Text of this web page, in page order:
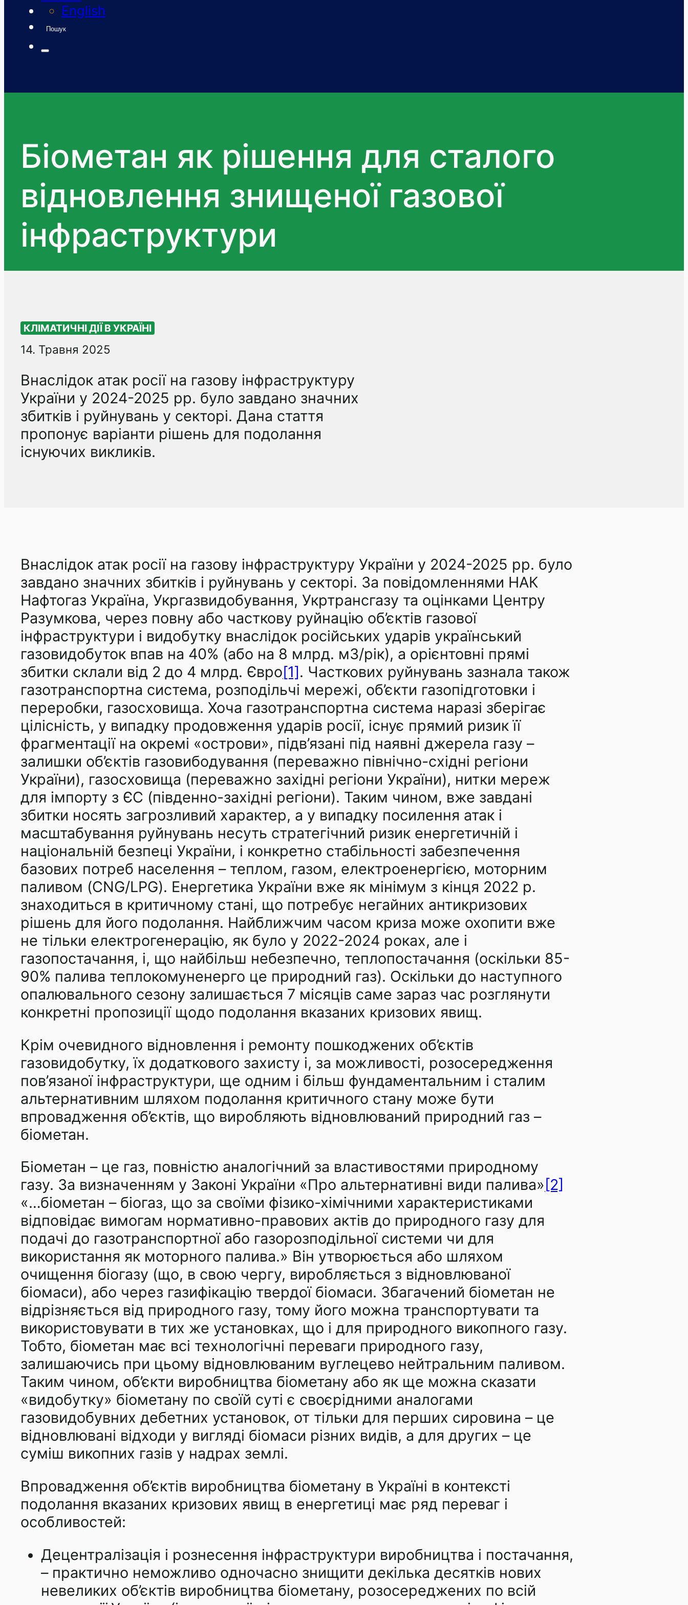
English
Пошук
Біометан як рішення для сталого
відновлення знищеної газової
інфраструктури
КЛІМАТИЧНІ ДІЇ В УКРАЇНІ
14. Травня 2025
Внаслідок атак росії на газову інфраструктуру
України у 2024-2025 рр. було завдано значних
збитків і руйнувань у секторі. Дана стаття
пропонує варіанти рішень для подолання
існуючих викликів.
Внаслідок атак росії на газову інфраструктуру України у 2024-2025 рр. було
завдано значних збитків і руйнувань у секторі. За повідомленнями НАК
Нафтогаз Україна, Укргазвидобування, Укртрансгазу та оцінками Центру
Разумкова, через повну або часткову руйнацію об’єктів газової
інфраструктури і видобутку внаслідок російських ударів український
газовидобуток впав на 40% (або на 8 млрд. м3/рік), а орієнтовні прямі
збитки склали від 2 до 4 млрд. Євро[1]. Часткових руйнувань зазнала також
газотранспортна система, розподільчі мережі, об’єкти газопідготовки і
переробки, газосховища. Хоча газотранспортна система наразі зберігає
цілісність, у випадку продовження ударів росії, існує прямий ризик її
фрагментації на окремі «острови», підв’язані під наявні джерела газу –
залишки об’єктів газовибодування (переважно північно-східні регіони
України), газосховища (переважно західні регіони України), нитки мереж
для імпорту з ЄС (південно-західні регіони). Таким чином, вже завдані
збитки носять загрозливий характер, а у випадку посилення атак і
масштабування руйнувань несуть стратегічний ризик енергетичній і
національній безпеці України, і конкретно стабільності забезпечення
базових потреб населення – теплом, газом, електроенергією, моторним
паливом (CNG/LPG). Енергетика України вже як мінімум з кінця 2022 р.
знаходиться в критичному стані, що потребує негайних антикризових
рішень для його подолання. Найближчим часом криза може охопити вже
не тільки електрогенерацію, як було у 2022-2024 роках, але і
газопостачання, і, що найбільш небезпечно, теплопостачання (оскільки 85-
90% палива теплокомуненерго це природний газ). Оскільки до наступного
опалювального сезону залишається 7 місяців саме зараз час розглянути
конкретні пропозиції щодо подолання вказаних кризових явищ.
Крім очевидного відновлення і ремонту пошкоджених об’єктів
газовидобутку, їх додаткового захисту і, за можливості, розосередження
пов’язаної інфраструктури, ще одним і більш фундаментальним і сталим
альтернативним шляхом подолання критичного стану може бути
впровадження об’єктів, що виробляють відновлюваний природний газ –
біометан.
Біометан – це газ, повністю аналогічний за властивостями природному
газу. За визначенням у Законі України «Про альтернативні види палива» [2]
«…біометан – біогаз, що за своїми фізико-хімічними характеристиками
відповідає вимогам нормативно-правових актів до природного газу для
подачі до газотранспортної або газорозподільної системи чи для
використання як моторного палива.» Він утворюється або шляхом
очищення біогазу (що, в свою чергу, виробляється з відновлюваної
біомаси), або через газифікацію твердої біомаси. Збагачений біометан не
відрізняється від природного газу, тому його можна транспортувати та
використовувати в тих же установках, що і для природного викопного газу.
Тобто, біометан має всі технологічні переваги природного газу,
залишаючись при цьому відновлюваним вуглецево нейтральним паливом.
Таким чином, об’єкти виробництва біометану або як ще можна сказати
«видобутку» біометану по своїй суті є своєрідними аналогами
газовидобувних дебетних установок, от тільки для перших сировина – це
відновлювані відходи у вигляді біомаси різних видів, а для других – це
суміш викопних газів у надрах землі.
Впровадження об’єктів виробництва біометану в Україні в контексті
подолання вказаних кризових явищ в енергетиці має ряд переваг і
особливостей:
Децентралізація і рознесення інфраструктури виробництва і постачання,
– практично неможливо одночасно знищити декілька десятків нових
невеликих об’єктів виробництва біометану, розосереджених по всій